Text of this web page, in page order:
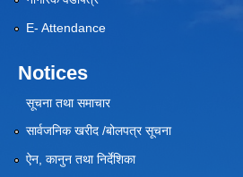
E- Attendance
Notices
सूचना तथा समाचार
सार्वजनिक खरीद /बोलपत्र सूचना
ऐन, कानुन तथा निर्देशिका